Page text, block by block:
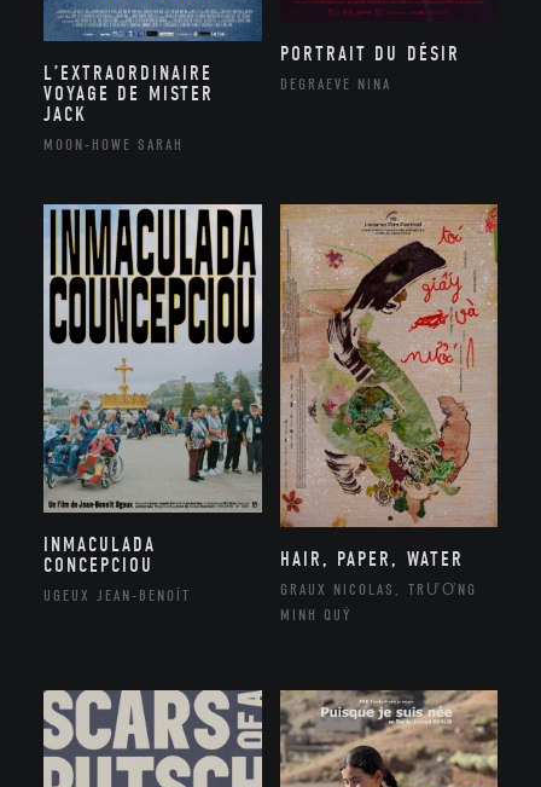
L’EXTRAORDINAIRE
VOYAGE DE MISTER
JACK
MOON-HOWE SARAH
PORTRAIT DU DÉSIR
DEGRAEVE NINA
INMACULADA
CONCEPCIOU
UGEUX JEAN-BENOÎT
HAIR, PAPER, WATER
GRAUX NICOLAS, TRƯƠNG
MINH QUÝ